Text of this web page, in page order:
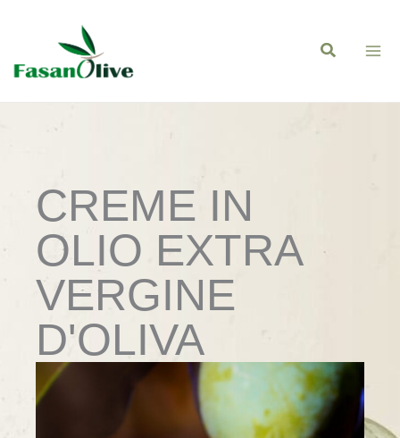
CREME IN
OLIO EXTRA
VERGINE
D'OLIVA